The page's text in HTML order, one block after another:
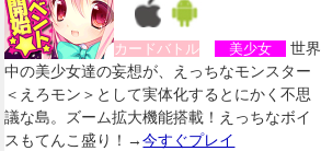
カードバトル 美少女
世界
中の美少女達の妄想が、えっちなモンスター
＜えろモン＞として実体化するとにかく不思
議な島。ズーム拡大機能搭載！えっちなボイ
スもてんこ盛り！→今すぐプレイ